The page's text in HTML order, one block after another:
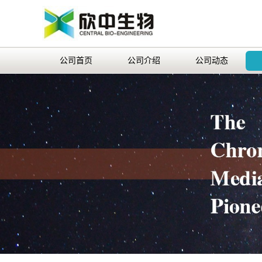
公司首页 公司介绍 公司动态